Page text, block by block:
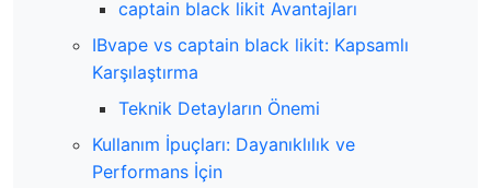
captain black likit Avantajları
IBvape vs captain black likit: Kapsamlı
Karşılaştırma
Teknik Detayların Önemi
Kullanım İpuçları: Dayanıklılık ve
Performans İçin